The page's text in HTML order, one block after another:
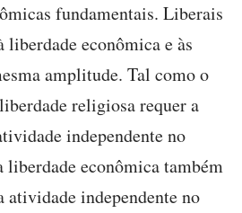
fundamentais. Liberais
econômica e às
amplitude. Tal como o
religiosa requer a
independente no
econômica também
atividade independente no